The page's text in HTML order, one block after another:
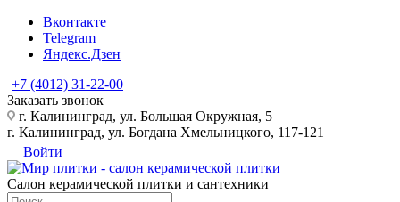
Вконтакте
Telegram
Яндекс.Дзен
+7 (4012) 31-22-00
Заказать звонок
г. Калининград, ул. Большая Окружная, 5
г. Калининград, ул. Богдана Хмельницкого, 117-121
Войти
Салон керамической плитки и сантехники